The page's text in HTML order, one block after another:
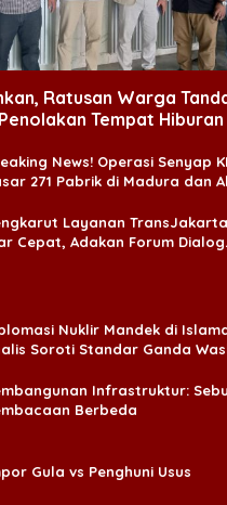
Ratusan Warga
Tempat Hiburan
News! Operasi Senyap
271 Pabrik di Madura dan
Layanan
Cepat, Adakan Forum Dialog
Nuklir Mandek di
Soroti Standar Ganda
Infrastruktur:
Berbeda
Gula vs Penghuni Usus